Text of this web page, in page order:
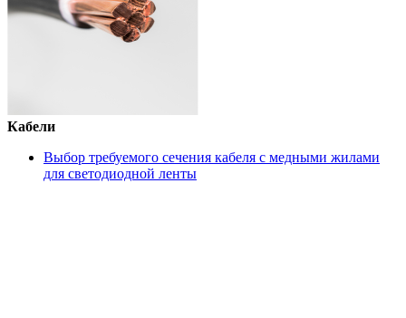
Кабели
Выбор требуемого сечения кабеля с медными жилами
для светодиодной ленты